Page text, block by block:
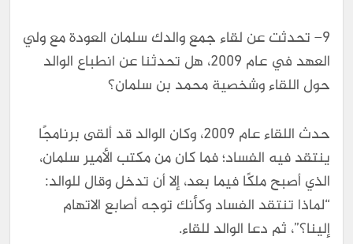
9– تحدثت عن لقاء جمع والدك سلمان العودة مع ولي
العهد في عام 2009، هل تحدثنا عن انطباع الوالد
حول اللقاء وشخصية محمد بن سلمان؟
حدث اللقاء عام 2009، وكان الوالد قد ألقى برنامجًا
ينتقد فيه الفساد؛ فما كان من مكتب الأمير سلمان،
الذي أصبح ملكًا فيما بعد، إلا أن تدخل وقال للوالد:
“لماذا تنتقد الفساد وكأنك توجه أصابع الاتهام
إلينا؟”، ثم دعا الوالد للقاء.